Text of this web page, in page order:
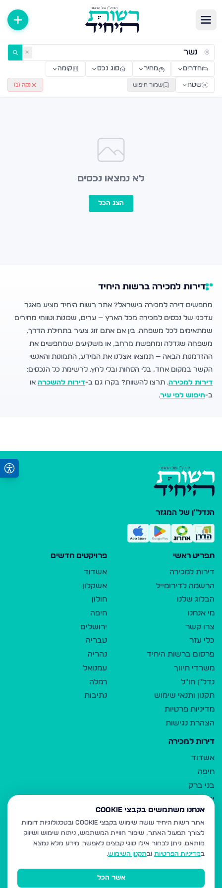
דירות למכירה ולהשכרה — רשות היחיד ✕
חדרים מחיר סוג נכס קומה
שטח שמור חיפוש נקה ( 1
)
לא נמצאו נכסים
הצג הכל
דירות למכירה ברשות היחיד
מחפשים דירה למכירה בישראל? אתר רשות היחיד מציע מאגר
עדכני של נכסים למכירה מכל הארץ — ערים, שכונות וטווחי מחירים
שמתאימים לכל משפחה. בין אם אתם זוג צעיר בתחילת הדרך,
משפחה שגדלה ומחפשת מרחב, או משקיעים שמחפשים את
ההזדמנות הבאה — תמצאו אצלנו את המידע, התמונות והאנשי
הקשר במקום אחד, בלי הסחות ובלי לחץ. לרשימת כל הנכסים:
דירות למכירה. תרצו להשוות? בקרו גם ב-דירות להשכרה או
ב-חיפוש לפי עיר.
הנדל"ן של המגזר
תפריט ראשי
דירות למכירה
הרשמה לדירומייל
הבלוג שלנו
מי אנחנו
צרו קשר
כלי עזר
פרסום ברשות היחיד
משרדי תיווך
נדל"ן חו"ל
תקנון ותנאי שימוש
מדיניות פרטיות
הצהרת נגישות
פרויקטים חדשים
אשדוד
אשקלון
חולון
חיפה
ירושלים
טבריה
נהריה
עמנואל
רמלה
נתיבות
דירות למכירה
אשדוד
חיפה
בני ברק
ירושלים
אלעד
גבעת זאב
בית שמש
רכסים
מודיעין עילית
אנחנו משתמשים בקבצי Cookie
אתר רשות היחיד עושה שימוש בקבצי Cookie ובטכנולוגיות דומות
לצורך תפעול האתר, שיפור חוויית המשתמש, ניתוח שימוש ושיווק
מותאם. ניתן לבחור אילו סוגי קבצים לאפשר. מידע מלא נמצא
במדיניות הפרטיות ובתקנון השימוש.
אשר הכל